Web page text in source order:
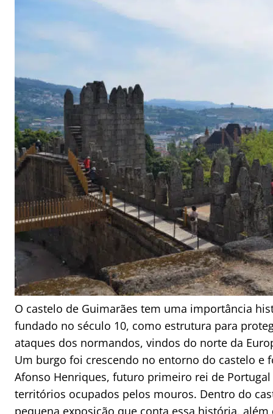
O castelo de Guimarães tem uma importância
fundado no século 10, como estrutura para
ataques dos normandos, vindos do norte da
Um burgo foi crescendo no entorno do castelo e
Afonso Henriques, futuro primeiro rei de
territórios ocupados pelos mouros. Dentro do